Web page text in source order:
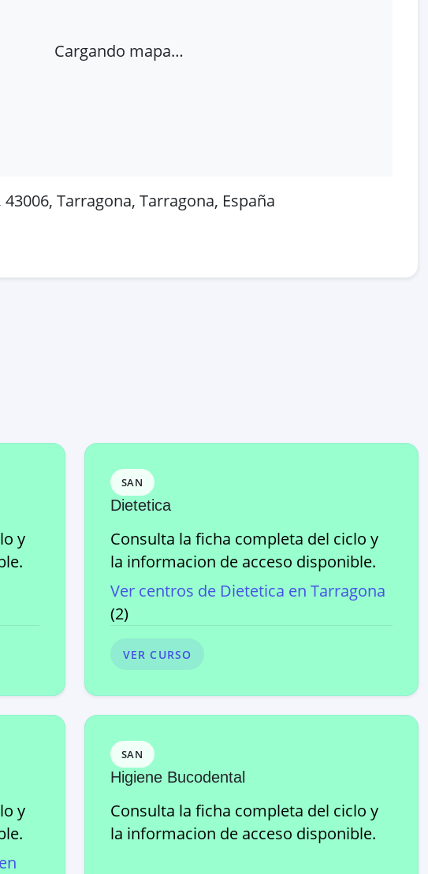
Cargando mapa…
Tarragona, Tarragona, España
y
SAN
Dietetica
Consulta la ficha completa del ciclo y
la informacion de acceso disponible.
Ver centros de Dietetica en Tarragona
(2)
VER CURSO
y
en
SAN
Higiene Bucodental
Consulta la ficha completa del ciclo y
la informacion de acceso disponible.